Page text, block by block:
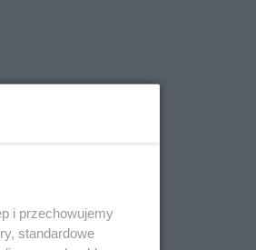
i przechowujemy
standardowe